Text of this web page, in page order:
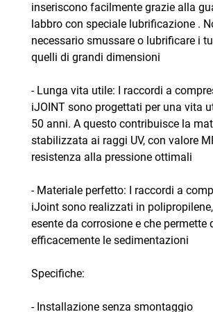
inseriscono facilmente grazie alla
labbro con speciale lubrificazione .
necessario smussare o lubrificare i
quelli di grandi dimensioni
- Lunga vita utile: I raccordi a
iJOINT sono progettati per una vita
50 anni. A questo contribuisce la
stabilizzata ai raggi UV, con valore
resistenza alla pressione ottimali
- Materiale perfetto: I raccordi a
iJoint sono realizzati in
esente da corrosione e che permette
efficacemente le sedimentazioni
Specifiche:
- Installazione senza smontaggio